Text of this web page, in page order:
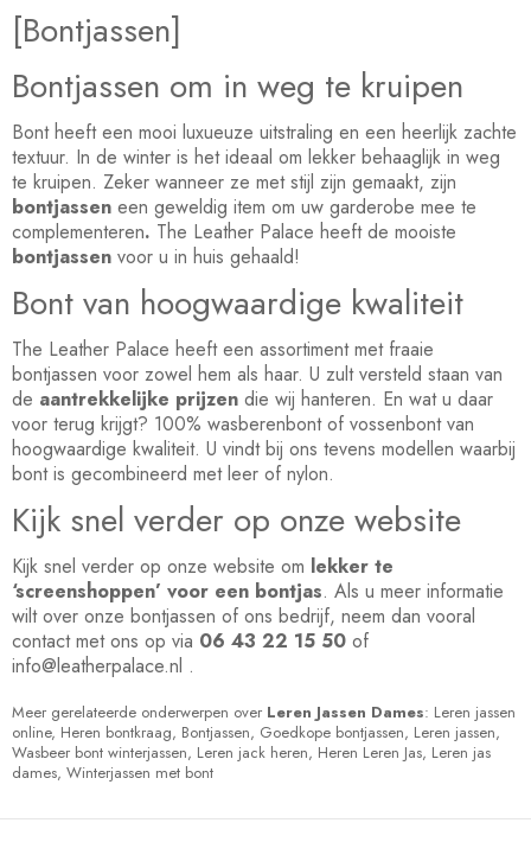
[Bontjassen]
Bontjassen om in weg te kruipen
Bont heeft een mooi luxueuze uitstraling en een heerlijk zachte
textuur. In de winter is het ideaal om lekker behaaglijk in weg
te kruipen. Zeker wanneer ze met stijl zijn gemaakt, zijn
bontjassen een geweldig item om uw garderobe mee te
complementeren. The Leather Palace heeft de mooiste
bontjassen voor u in huis gehaald!
Bont van hoogwaardige kwaliteit
The Leather Palace heeft een assortiment met fraaie
bontjassen voor zowel hem als haar. U zult versteld staan van
de aantrekkelijke prijzen die wij hanteren. En wat u daar
voor terug krijgt? 100% wasberenbont of vossenbont van
hoogwaardige kwaliteit. U vindt bij ons tevens modellen waarbij
bont is gecombineerd met leer of nylon.
Kijk snel verder op onze website
Kijk snel verder op onze website om lekker te
‘screenshoppen’ voor een bontjas. Als u meer informatie
wilt over onze bontjassen of ons bedrijf, neem dan vooral
contact met ons op via 06 43 22 15 50 of
info@leatherpalace.nl .
Meer gerelateerde onderwerpen over Leren Jassen Dames: Leren jassen
online, Heren bontkraag, Bontjassen, Goedkope bontjassen, Leren jassen,
Wasbeer bont winterjassen, Leren jack heren, Heren Leren Jas, Leren jas
dames, Winterjassen met bont